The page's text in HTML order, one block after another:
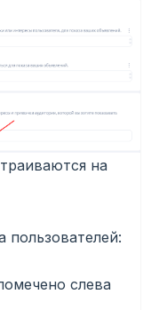
на
пользователей:
слева